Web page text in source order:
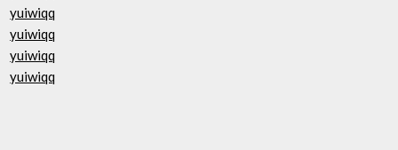
yuiwiqq
yuiwiqq
yuiwiqq
yuiwiqq